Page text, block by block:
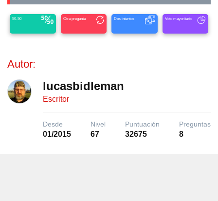
50-50 Otra pregunta Dos intentos Voto mayoritario
Autor:
lucasbidleman
Escritor
Desde
01/2015
Nivel
67
Puntuación
32675
Preguntas
8